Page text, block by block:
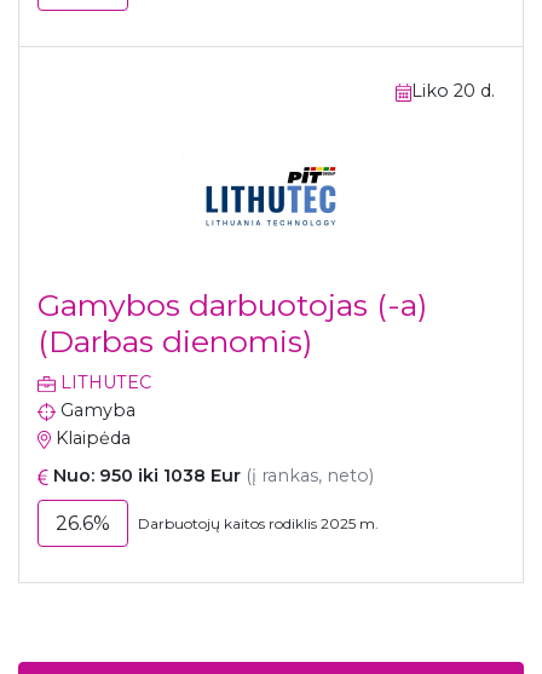
Liko 20 d.
Gamybos darbuotojas (-a)
(Darbas dienomis)
LITHUTEC
Gamyba
Klaipėda
Nuo: 950 iki 1038 Eur (į rankas, neto)
26.6% Darbuotojų kaitos rodiklis 2025 m.